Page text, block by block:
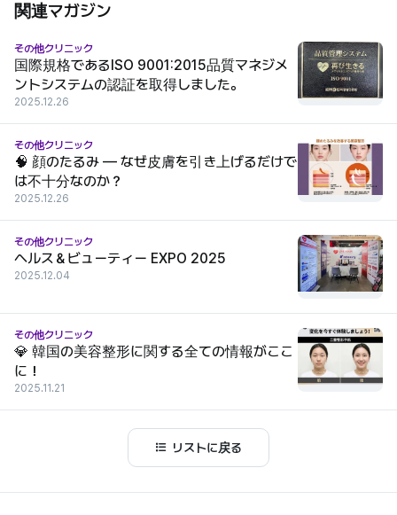
関連マガジン
その他クリニック
国際規格であるISO 9001:2015品質マネジメ
ントシステムの認証を取得しました。
2025.12.26
その他クリニック
🧠 顔のたるみ — なぜ皮膚を引き上げるだけで
は不十分なのか？
2025.12.26
その他クリニック
ヘルス＆ビューティー EXPO 2025
2025.12.04
その他クリニック
💎 韓国の美容整形に関する全ての情報がここ
に！
2025.11.21
リストに戻る